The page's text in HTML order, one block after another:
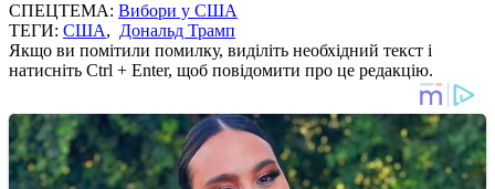
СПЕЦТЕМА: Вибори у США
ТЕГИ: США, Дональд Трамп
Якщо ви помітили помилку, виділіть необхідний текст і
натисніть Ctrl + Enter, щоб повідомити про це редакцію.